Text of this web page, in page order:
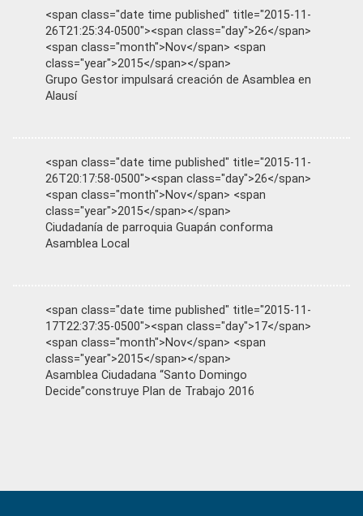
<span class="date time published" title="2015-11-
26T21:25:34-0500"><span class="day">26</span>
<span class="month">Nov</span> <span
class="year">2015</span></span>
Grupo Gestor impulsará creación de Asamblea en
Alausí
<span class="date time published" title="2015-11-
26T20:17:58-0500"><span class="day">26</span>
<span class="month">Nov</span> <span
class="year">2015</span></span>
Ciudadanía de parroquia Guapán conforma
Asamblea Local
<span class="date time published" title="2015-11-
17T22:37:35-0500"><span class="day">17</span>
<span class="month">Nov</span> <span
class="year">2015</span></span>
Asamblea Ciudadana “Santo Domingo
Decide”construye Plan de Trabajo 2016